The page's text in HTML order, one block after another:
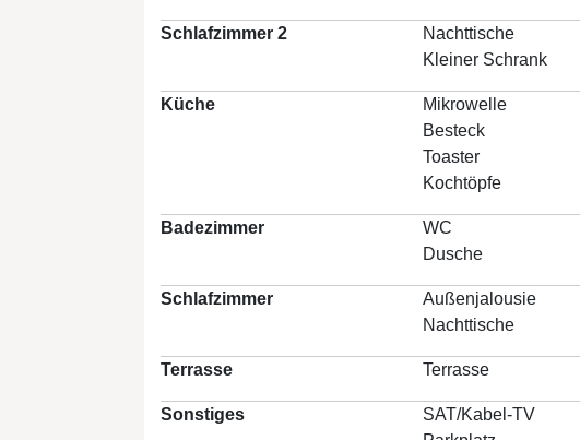
Schlafzimmer 2 Nachttische
Kleiner Schrank
Küche Mikrowelle
Besteck
Toaster
Kochtöpfe
Badezimmer WC
Dusche
Schlafzimmer Außenjalousie
Nachttische
Terrasse Terrasse
Sonstiges SAT/Kabel-TV